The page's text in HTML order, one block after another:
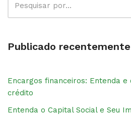
Publicado recentemente
Encargos financeiros: Entenda
crédito
Entenda o Capital Social e Seu